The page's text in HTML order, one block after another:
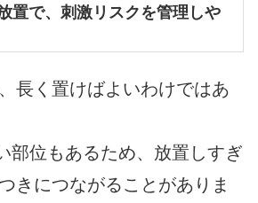
置で、刺激リスクを管理しや
長く置けばよいわけではあ
部位もあるため、放置しすぎ
きにつながることがありま